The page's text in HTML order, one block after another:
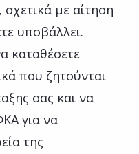
με αίτηση
υποβάλλει.
καταθέσετε
που ζητούνται
σας και να
για να
της